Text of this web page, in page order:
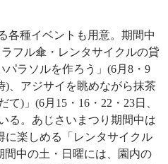
各種イベントも用意。期間中
ラフル傘・レンタサイクルの貸
ラソルを作ろう」 (6月 8 ・ 9
)、アジサイを眺めながら抹茶
て) 」 (6月 15 ・ 16 ・ 22 ・ 23日、
る。あじさいまつり期間中は
に楽しめる「レンタサイクル
間中の土・日曜には、園内の